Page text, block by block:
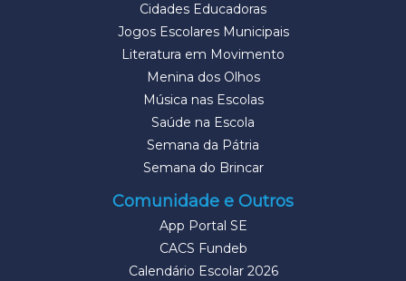
Cidades Educadoras
Jogos Escolares Municipais
Literatura em Movimento
Menina dos Olhos
Música nas Escolas
Saúde na Escola
Semana da Pátria
Semana do Brincar
Comunidade e Outros
App Portal SE
CACS Fundeb
Calendário Escolar 2026